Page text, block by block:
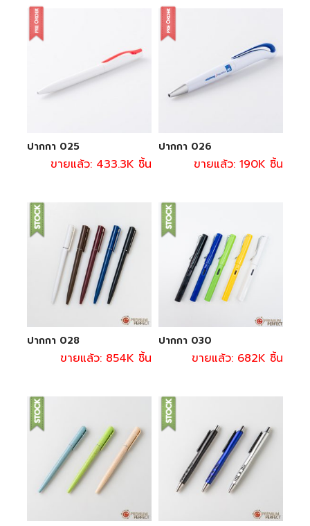
ปากกา 025
ขายแล้ว: 433.3K ชิ้น
ปากกา 026
ขายแล้ว: 190K ชิ้น
ปากกา 028
ขายแล้ว: 854K ชิ้น
ปากกา 030
ขายแล้ว: 682K ชิ้น